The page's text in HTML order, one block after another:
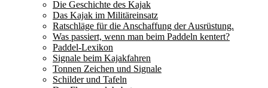
Die Geschichte des Kajak
Das Kajak im Militäreinsatz
Ratschläge für die Anschaffung der Ausrüstung.
Was passiert, wenn man beim Paddeln kentert?
Paddel-Lexikon
Signale beim Kajakfahren
Tonnen Zeichen und Signale
Schilder und Tafeln